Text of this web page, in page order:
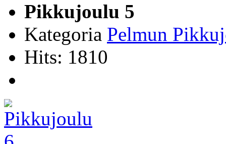
Pikkujoulu 5
Kategoria Pelmun
Hits: 1810